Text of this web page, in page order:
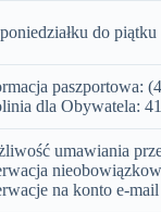
do piątku
paszportowa:
dla Obywatela:
umawiania
na konto e-mail